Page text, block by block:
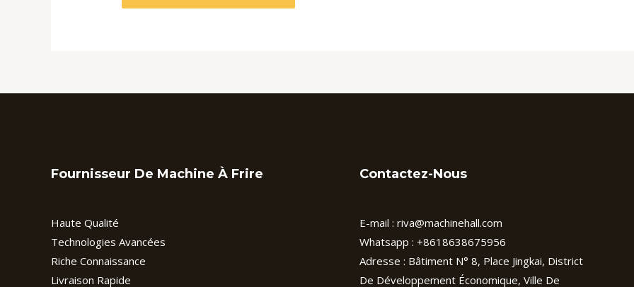
Fournisseur De Machine À Frire
Haute Qualité
Technologies Avancées
Riche Connaissance
Livraison Rapide
Contactez-Nous
E-mail : riva@machinehall.com
Whatsapp : +8618638675956
Adresse : Bâtiment N° 8, Place Jingkai, District
De Développement Économique, Ville De